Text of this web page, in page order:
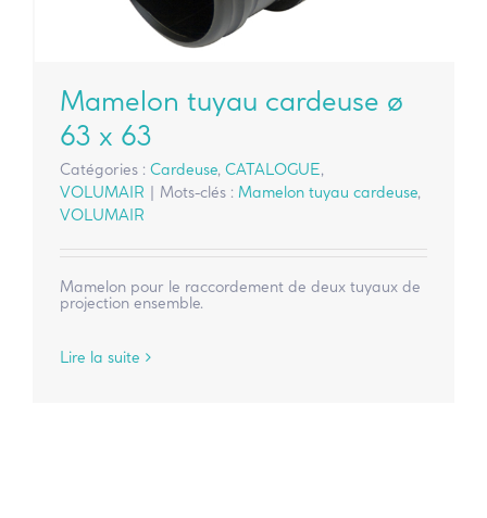
Mamelon tuyau cardeuse ø
63 x 63
Catégories : Cardeuse, CATALOGUE,
VOLUMAIR | Mots-clés : Mamelon tuyau cardeuse,
VOLUMAIR
Mamelon pour le raccordement de deux tuyaux de
projection ensemble.
Lire la suite